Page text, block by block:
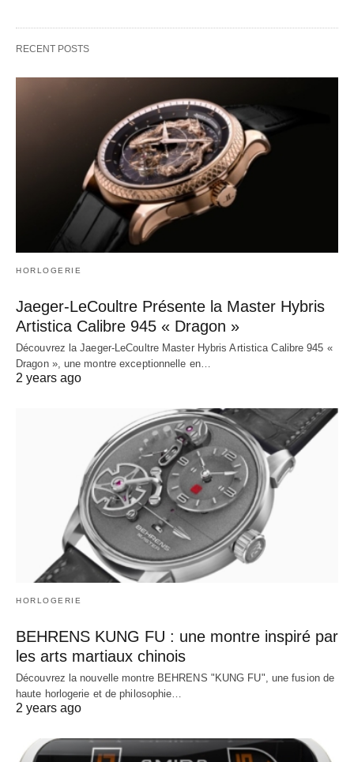
RECENT POSTS
HORLOGERIE
Jaeger-LeCoultre Présente la Master Hybris
Artistica Calibre 945 « Dragon »
Découvrez la Jaeger-LeCoultre Master Hybris Artistica Calibre 945 «
Dragon », une montre exceptionnelle en…
2 years ago
HORLOGERIE
BEHRENS KUNG FU : une montre inspiré par
les arts martiaux chinois
Découvrez la nouvelle montre BEHRENS "KUNG FU", une fusion de
haute horlogerie et de philosophie…
2 years ago